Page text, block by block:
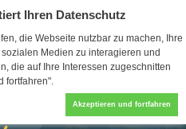
Ihren Datenschutz
die Webseite nutzbar zu machen, Ihre
Medien zu interagieren und
die auf Ihre Interessen zugeschnitten
fortfahren".
Akzeptieren und fortfahren
0